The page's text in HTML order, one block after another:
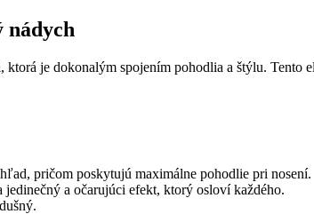
nádych
je dokonalým spojením pohodlia a štýlu. Tento
pričom poskytujú maximálne pohodlie pri nosení.
a očarujúci efekt, ktorý osloví každého.